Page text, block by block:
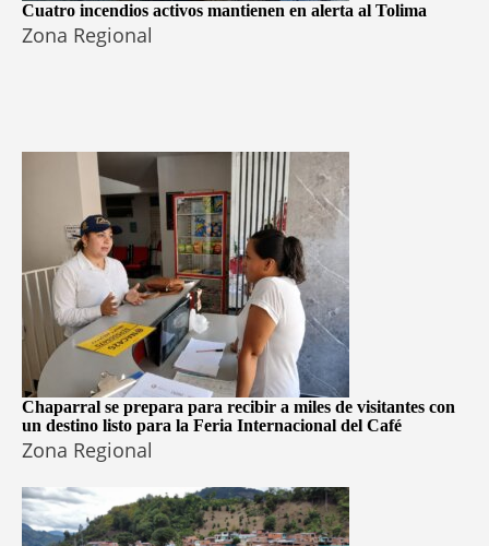
Cuatro incendios activos mantienen en alerta al Tolima
Zona Regional
Chaparral se prepara para recibir a miles de visitantes con
un destino listo para la Feria Internacional del Café
Zona Regional